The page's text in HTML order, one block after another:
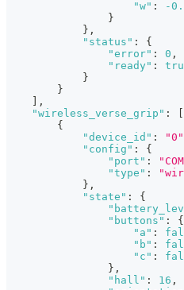
"w" :
-
}
} ,
"status" :
{
"error" : 0 ,
"ready" :
}
}
,
"wireless_verse_grip" :
{
"device_id" : "0"
"config" :
{
"port" :
"type" :
} ,
"state" :
{
"buttons" :
{
"a" :
"b" :
"c" :
} ,
"hall" : 16 ,